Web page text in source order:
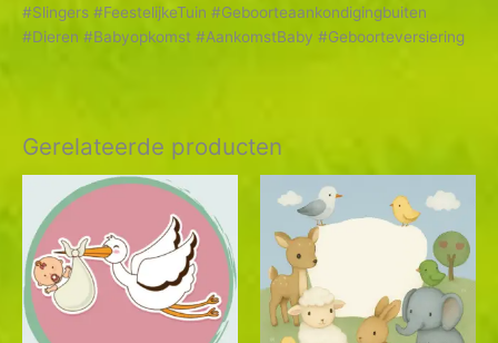
#Slingers #FeestelijkeTuin #Geboorteaankondigingbuiten
#Dieren #Babyopkomst #AankomstBaby #Geboorteversiering
Gerelateerde producten